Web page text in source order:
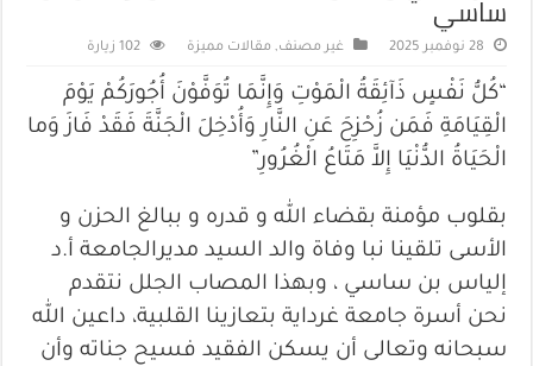
ساسي
28 نوفمبر 2025 غير مصنف, مقالات مميزة 102 زيارة
“كُلُّ نَفْسٍ ذَآئِقَةُ الْمَوْتِ وَإِنَّمَا تُوَفَّوْنَ أُجُورَكُمْ يَوْمَ
الْقِيَامَةِ فَمَن زُحْزِحَ عَنِ النَّارِ وَأُدْخِلَ الْجَنَّةَ فَقَدْ فَازَ وَما
الْحَيَاةُ الدُّنْيَا إِلاَّ مَتَاعُ الْغُرُورِ”
بقلوب مؤمنة بقضاء الله و قدره و ببالغ الحزن و
الأسى تلقينا نبا وفاة والد السيد مديرالجامعة أ.د
إلياس بن ساسي ، وبهذا المصاب الجلل نتقدم
نحن أسرة جامعة غرداية بتعازينا القلبية، داعين الله
سبحانه وتعالى أن يسكن الفقيد فسيح جناته وأن